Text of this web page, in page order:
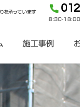
を承っています
8:30-18:00
施工事例